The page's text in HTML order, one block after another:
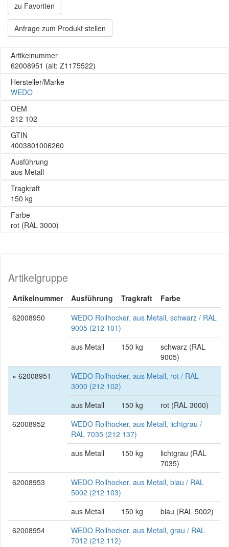
zu Favoriten
Anfrage zum Produkt stellen
Artikelnummer
62008951 (alt: Z1175522)
Hersteller/Marke
WEDO
OEM
212 102
GTIN
4003801006260
Ausführung
aus Metall
Tragkraft
150 kg
Farbe
rot (RAL 3000)
Artikelgruppe
Artikelnummer Ausführung Tragkraft
Farbe
62008950
WEDO Rollhocker, aus Metall, schwarz / RAL
9005 (212 101)
aus Metall
150 kg
schwarz (RAL
9005)
» 62008951
WEDO Rollhocker, aus Metall, rot / RAL
3000 (212 102)
aus Metall
150 kg
rot (RAL 3000)
62008952
WEDO Rollhocker, aus Metall, lichtgrau /
RAL 7035 (212 137)
aus Metall
150 kg
lichtgrau (RAL
7035)
62008953
WEDO Rollhocker, aus Metall, blau / RAL
5002 (212 103)
aus Metall
150 kg
blau (RAL 5002)
62008954
WEDO Rollhocker, aus Metall, grau / RAL
7012 (212 112)